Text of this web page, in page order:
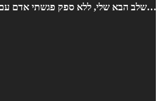
השלב הבא שלי, ללא ספק פגשתי אדם